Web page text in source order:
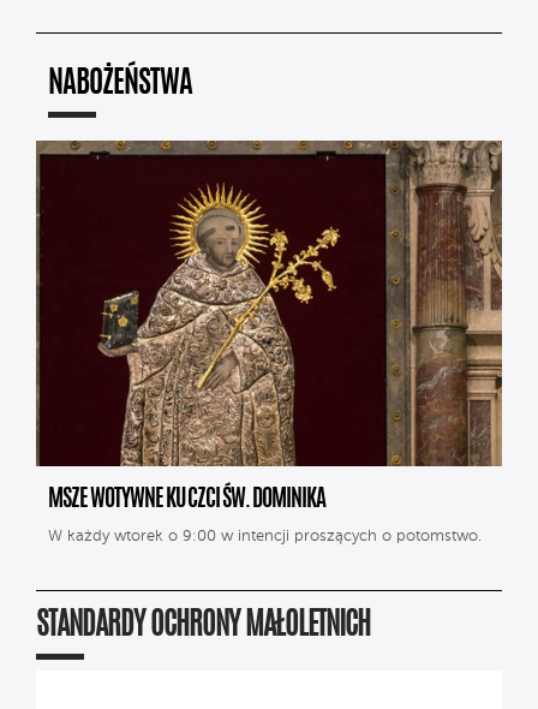
NABOŻEŃSTWA
MSZE WOTYWNE KU CZCI ŚW. DOMINIKA
W każdy wtorek o 9:00 w intencji proszących o potomstwo.
STANDARDY OCHRONY MAŁOLETNICH